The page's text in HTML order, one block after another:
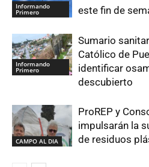
Informando
Primero
este fin de
Informando
Primero
Sumario
Católico de
identificar
descubierto
CAMPO AL DIA
ProREP y
impulsarán la
de residuos